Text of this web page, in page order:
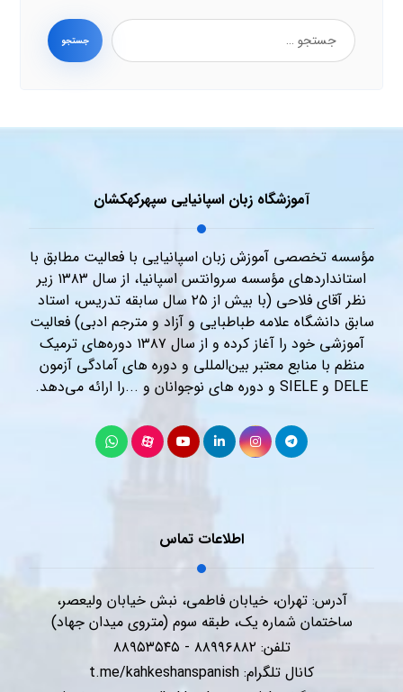
جستجو
آموزشگاه زبان اسپانیایی سپهرکهکشان
مؤسسه تخصصی آموزش زبان اسپانیایی با فعالیت مطابق با
استانداردهای مؤسسه سروانتس اسپانیا، از سال ۱۳۸۳ زیر
نظر آقای فلاحی (با بیش از ۲۵ سال سابقه تدریس، استاد
سابق دانشگاه علامه طباطبایی و آزاد و مترجم ادبی) فعالیت
آموزشی خود را آغاز کرده و از سال ۱۳۸۷ دوره‌های ترمیک
منظم با منابع معتبر بین‌المللی و دوره های آمادگی آزمون
DELE و SIELE و دوره های نوجوانان و ...را ارائه می‌دهد.
اطلاعات تماس
آدرس: تهران، خیابان فاطمی، نبش خیابان ولیعصر،
ساختمان شماره یک، طبقه سوم (متروی میدان جهاد)
تلفن: ۸۸۹۹۶۸۸۲ - ۸۸۹۵۳۵۴۵
کانال تلگرام: t.me/kahkeshanspanish